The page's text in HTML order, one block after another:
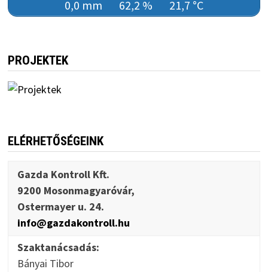
0,0 mm 62,2 % 21,7 °C
PROJEKTEK
ELÉRHETŐSÉGEINK
Gazda Kontroll Kft.
9200 Mosonmagyaróvár,
Ostermayer u. 24.
info@gazdakontroll.hu
Szaktanácsadás:
Bányai Tibor